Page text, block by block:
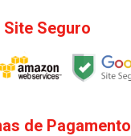
Site Seguro
de Pagamento